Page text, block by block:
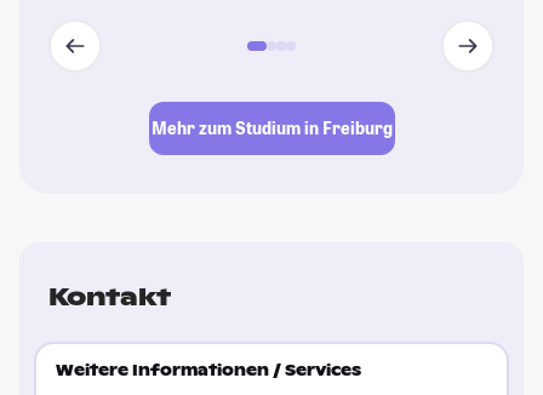
Mehr zum Studium in Freiburg
Kontakt
Weitere Informationen / Services